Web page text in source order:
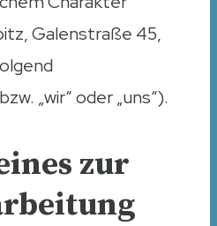
Galenstraße 45,
„wir“ oder „uns“).
zur